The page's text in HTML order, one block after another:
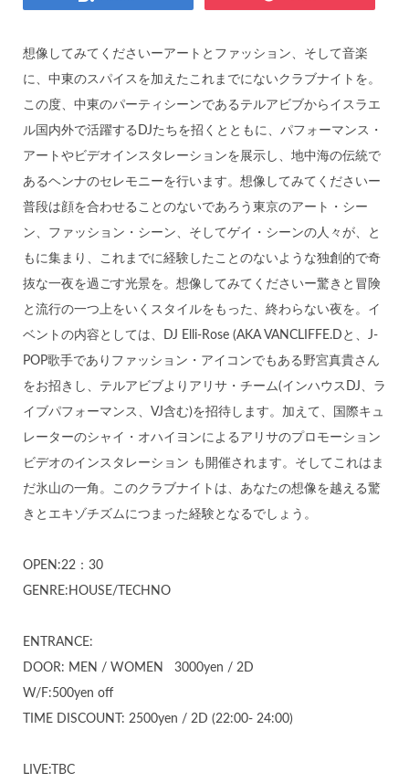
想像してみてくださいーアートとファッション、そして音楽
に、中東のスパイスを加えたこれまでにないクラブナイトを。
この度、中東のパーティシーンであるテルアビブからイスラエ
ル国内外で活躍するDJたちを招くとともに、パフォーマンス・
アートやビデオインスタレーションを展示し、地中海の伝統で
あるヘンナのセレモニーを行います。 想像してみてくださいー
普段は顔を合わせることのないであろう東京のアート・シー
ン、ファッション・シーン、そしてゲイ・シーンの人々が、と
もに集まり、これまでに経験したことのないような独創的で奇
抜な一夜を過ごす光景を。想像してみてくださいー驚きと冒険
と流行の一つ上をいくスタイルをもった、終わらない夜を。イ
ベントの内容としては、DJ Elli-Rose (AKA VANCLIFFE.Dと、J-
POP歌手でありファッション・アイコンでもある野宮真貴さん
をお招きし、テルアビブよりアリサ・チーム(インハウスDJ、ラ
イブパフォーマンス、VJ含む)を招待します。加えて、国際キュ
レーターのシャイ・オハイヨンによるアリサのプロモーション
ビデオのインスタレーション も開催されます。そしてこれはま
だ氷山の一角。このクラブナイトは、あなたの想像を越える驚
きとエキゾチズムにつまった経験となるでしょう。
OPEN:22：30
GENRE:HOUSE/TECHNO
ENTRANCE:
DOOR: MEN / WOMEN 3000yen / 2D
W/F:500yen off
TIME DISCOUNT: 2500yen / 2D (22:00- 24:00)
LIVE:TBC